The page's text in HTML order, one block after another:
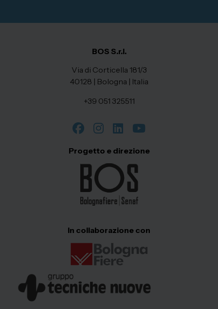
BOS S.r.l.
Via di Corticella 181/3
40128 | Bologna | Italia
+39 051 325511
Progetto e direzione
In collaborazione con